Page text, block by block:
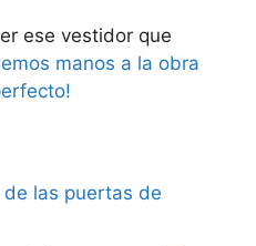
ese vestidor que
manos a la obra
de las puertas de